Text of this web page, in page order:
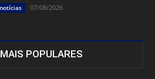
07/08/2026
POPULARES